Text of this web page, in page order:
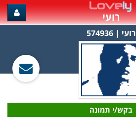
רועי
רועי‏ | 574936
בקש/י תמונה